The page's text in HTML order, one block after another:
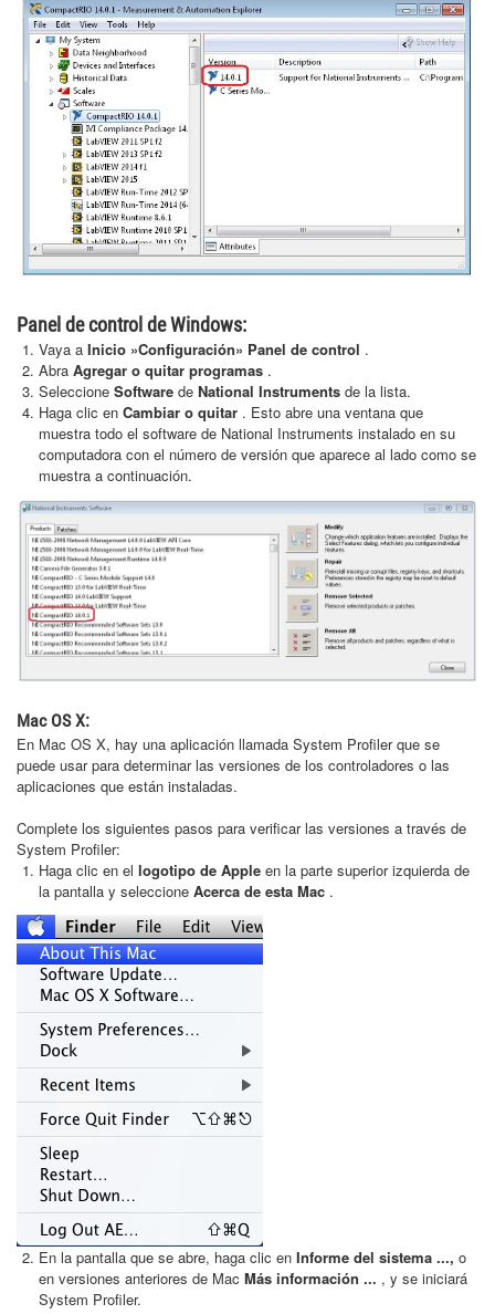
Panel de control de Windows:
Vaya a Inicio »Configuración» Panel de control .
Abra Agregar o quitar programas .
Seleccione Software de National Instruments de la lista.
Haga clic en Cambiar o quitar . Esto abre una ventana que
muestra todo el software de National Instruments instalado en su
computadora con el número de versión que aparece al lado como se
muestra a continuación.
Mac OS X:
En Mac OS X, hay una aplicación llamada System Profiler que se
puede usar para determinar las versiones de los controladores o las
aplicaciones que están instaladas.
Complete los siguientes pasos para verificar las versiones a través de
System Profiler:
Haga clic en el logotipo de Apple en la parte superior izquierda de
la pantalla y seleccione Acerca de esta Mac .
En la pantalla que se abre, haga clic en Informe del sistema ..., o
en versiones anteriores de Mac Más información ... , y se iniciará
System Profiler.